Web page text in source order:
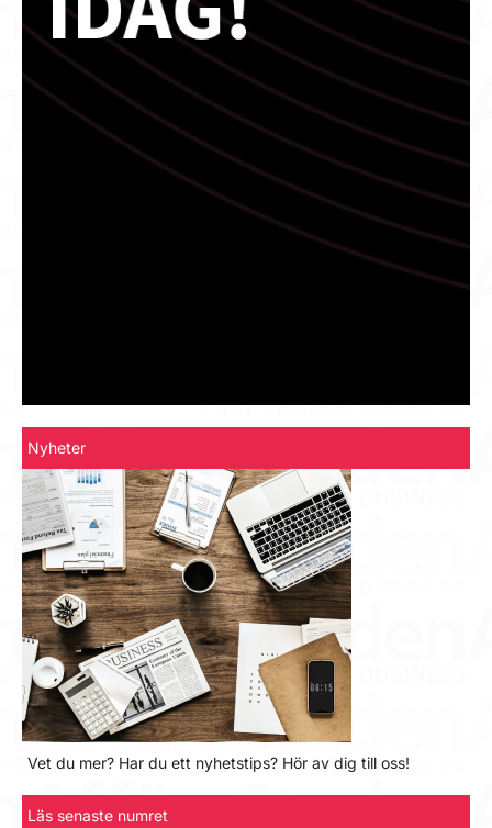
Nyheter
Vet du mer? Har du ett nyhetstips? Hör av dig till oss!
Läs senaste numret